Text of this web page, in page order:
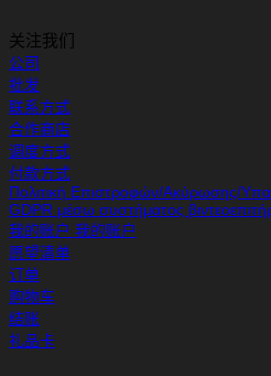
关注我们
公司
批发
联系方式
合作商店
调度方式
付款方式
Πολιτική Επιστροφών/Ακύρωσης/
GDPR μέσω συστήματος
我的账户 我的账户
愿望清单
订单
购物车
结账
礼品卡